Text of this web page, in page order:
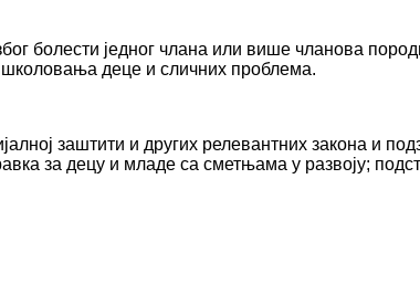
болести једног члана или више чланова
школовања деце и сличних проблема.
заштити и других релевантних закона и
за децу и младе са сметњама у развоју;